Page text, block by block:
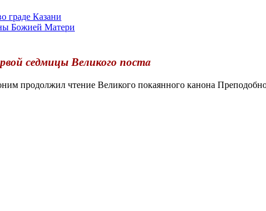
граде Казани
Божией Матери
седмицы Великого постa
продолжил чтение Великого покаянного канона